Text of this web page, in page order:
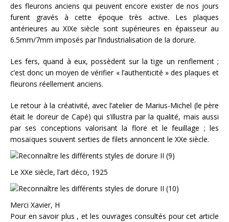
des fleurons anciens qui peuvent encore exister de nos jours
furent gravés à cette époque très active. Les plaques
antérieures au XIXe siècle sont supérieures en épaisseur au
6.5mm/7mm imposés par l’industrialisation de la dorure.
Les fers, quand à eux, possèdent sur la tige un renflement ;
c’est donc un moyen de vérifier « l’authenticité » des plaques et
fleurons réellement anciens.
Le retour à la créativité, avec l’atelier de Marius-Michel (le père
était le doreur de Capé) qui s’illustra par la qualité, mais aussi
par ses conceptions valorisant la flore et le feuillage ; les
mosaïques souvent serties de filets annoncent le XXe siècle.
Le XXe siècle, l’art déco, 1925
Merci Xavier, H
Pour en savoir plus , et les ouvrages consultés pour cet article